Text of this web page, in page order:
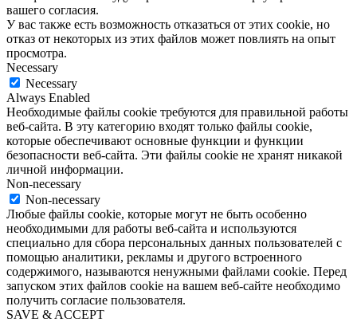
вашего согласия.
У вас также есть возможность отказаться от этих cookie, но
отказ от некоторых из этих файлов может повлиять на опыт
просмотра.
Necessary
Necessary
Always Enabled
Необходимые файлы cookie требуются для правильной работы
веб-сайта. В эту категорию входят только файлы cookie,
которые обеспечивают основные функции и функции
безопасности веб-сайта. Эти файлы cookie не хранят никакой
личной информации.
Non-necessary
Non-necessary
Любые файлы cookie, которые могут не быть особенно
необходимыми для работы веб-сайта и используются
специально для сбора персональных данных пользователей с
помощью аналитики, рекламы и другого встроенного
содержимого, называются ненужными файлами cookie. Перед
запуском этих файлов cookie на вашем веб-сайте необходимо
получить согласие пользователя.
SAVE & ACCEPT